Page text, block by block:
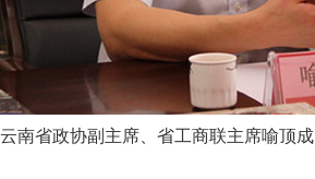
云南省政协副主席、省工商联主席喻顶成